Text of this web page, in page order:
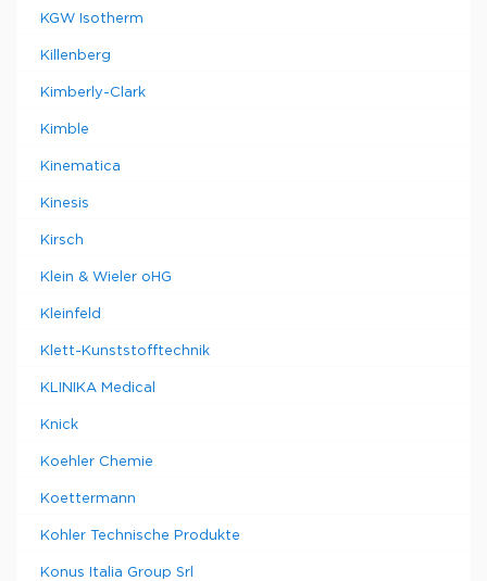
KGW Isotherm
Killenberg
Kimberly-Clark
Kimble
Kinematica
Kinesis
Kirsch
Klein & Wieler oHG
Kleinfeld
Klett-Kunststofftechnik
KLINIKA Medical
Knick
Koehler Chemie
Koettermann
Kohler Technische Produkte
Konus Italia Group Srl